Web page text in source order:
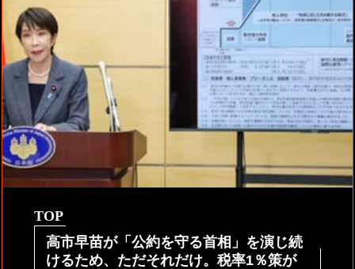
TOP
高市早苗が「公約を守る首相」を演じ続
けるため、ただそれだけ。税率1％策が